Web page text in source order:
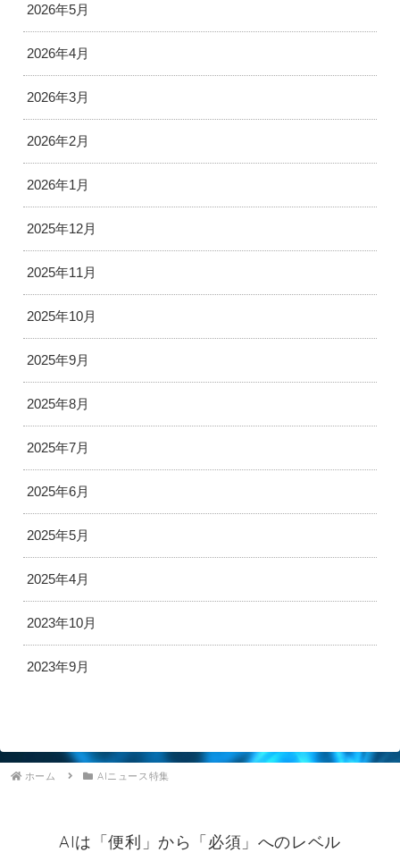
2026年5月
2026年4月
2026年3月
2026年2月
2026年1月
2025年12月
2025年11月
2025年10月
2025年9月
2025年8月
2025年7月
2025年6月
2025年5月
2025年4月
2023年10月
2023年9月
ホーム AIニュース特集
AIは「便利」から「必須」へのレベル